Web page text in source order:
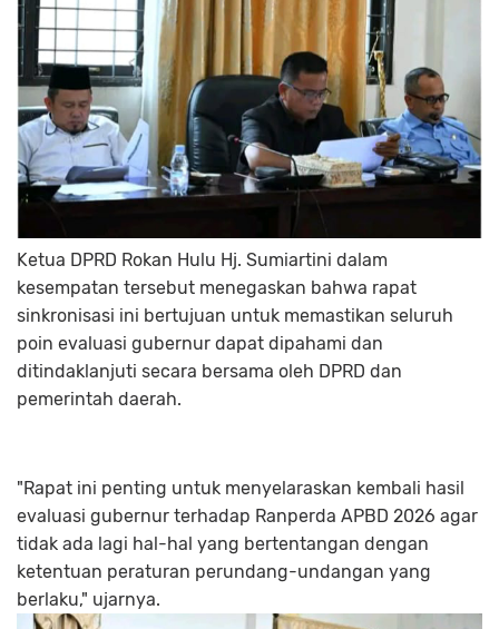
Ketua DPRD Rokan Hulu Hj. Sumiartini dalam
kesempatan tersebut menegaskan bahwa rapat
sinkronisasi ini bertujuan untuk memastikan seluruh
poin evaluasi gubernur dapat dipahami dan
ditindaklanjuti secara bersama oleh DPRD dan
pemerintah daerah.
"Rapat ini penting untuk menyelaraskan kembali hasil
evaluasi gubernur terhadap Ranperda APBD 2026 agar
tidak ada lagi hal-hal yang bertentangan dengan
ketentuan peraturan perundang-undangan yang
berlaku," ujarnya.